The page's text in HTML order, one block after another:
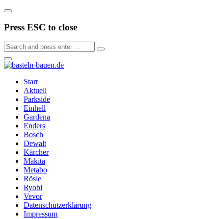
Press ESC to close
Start
Aktuell
Parkside
Einhell
Gardena
Enders
Bosch
Dewalt
Kärcher
Makita
Metabo
Rösle
Ryobi
Vevor
Datenschutzerklärung
Impressum